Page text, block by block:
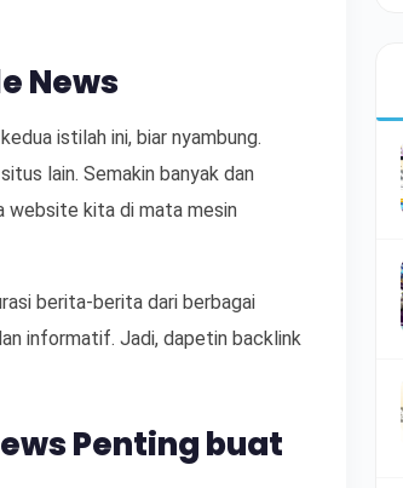
News
istilah ini, biar nyambung.
lain. Semakin banyak dan
website kita di mata mesin
berita-berita dari berbagai
informatif. Jadi, dapetin backlink
Penting buat